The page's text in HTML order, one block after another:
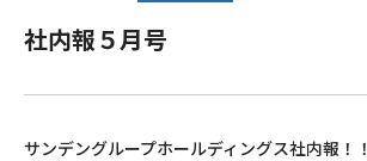
社内報５月号
サンデングループホールディングス社内報！！